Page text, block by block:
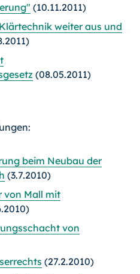
(10.11.2011)
weiter aus und
(08.05.2011)
beim Neubau der
(3.7.2010)
von Mall mit
von
(27.2.2010)